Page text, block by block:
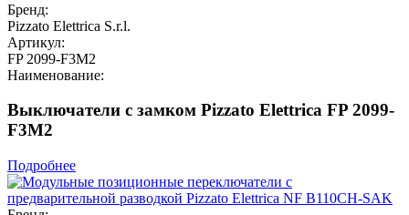
Бренд:
Pizzato Elettrica S.r.l.
Артикул:
FP 2099-F3M2
Наименование:
Выключатели с замком Pizzato Elettrica FP 2099-
F3M2
Подробнее